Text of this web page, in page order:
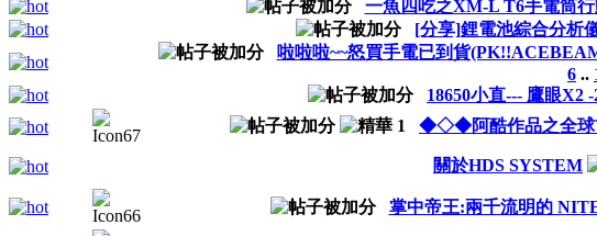
一魚四吃之XM-L T6手電筒
[分享]鋰電池綜合分析
啦啦啦~~怒買手電已到貨
6 ..
18650小直--- 鷹眼X2
◆◇◆阿酷作品之全球
關於HDS SYSTEM
掌中帝王:兩千流明的